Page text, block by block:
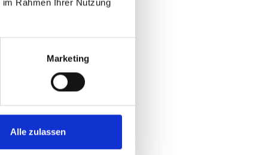
Rahmen Ihrer Nutzung
Marketing
Alle zulassen